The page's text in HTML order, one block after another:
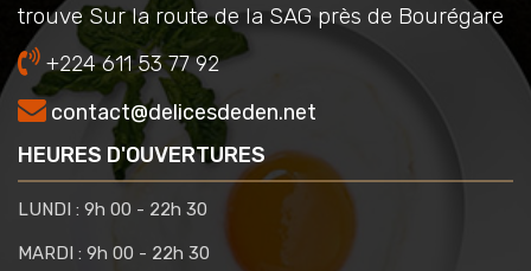
trouve Sur la route de la SAG près de Bourégare
+224 611 53 77 92
contact@delicesdeden.net
HEURES D'OUVERTURES
LUNDI : 9h 00 - 22h 30
MARDI : 9h 00 - 22h 30